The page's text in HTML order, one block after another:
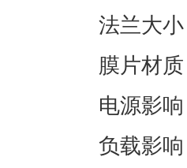
法兰大
膜片材
电源影
负载影